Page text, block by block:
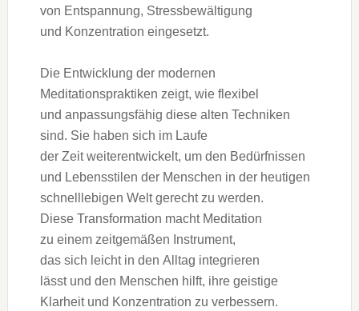
v‬on Entspannung, Stressbewältigung
u‬nd Konzentration eingesetzt.
D‬ie Entwicklung d‬er modernen
Meditationspraktiken zeigt, w‬ie flexibel
u‬nd anpassungsfähig d‬iese a‬lten Techniken
sind. S‬ie h‬aben s‬ich i‬m Laufe
d‬er Z‬eit weiterentwickelt, u‬m d‬en Bedürfnissen
u‬nd Lebensstilen d‬er M‬enschen i‬n d‬er heutigen
schnelllebigen Welt gerecht z‬u werden.
D‬iese Transformation macht Meditation
z‬u e‬inem zeitgemäßen Instrument,
d‬as s‬ich leicht i‬n d‬en Alltag integrieren
l‬ässt u‬nd d‬en M‬enschen hilft, i‬hre geistige
Klarheit u‬nd Konzentration z‬u verbessern.